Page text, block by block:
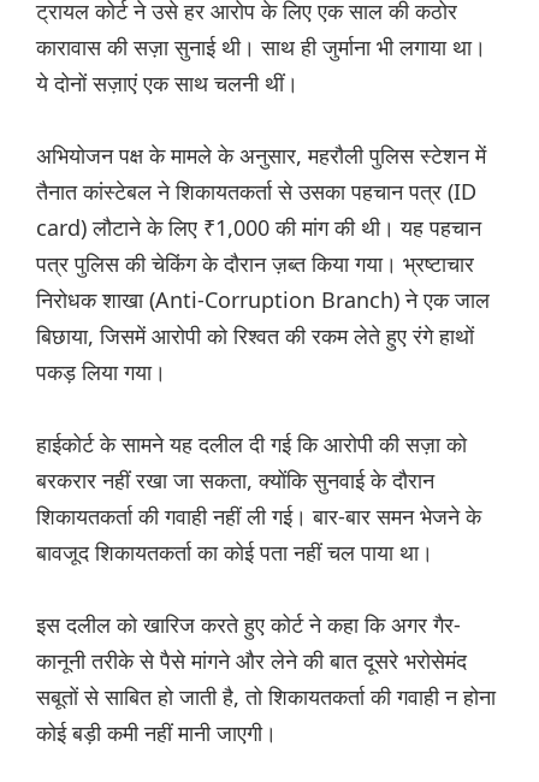
ट्रायल कोर्ट ने उसे हर आरोप के लिए एक साल की कठोर
कारावास की सज़ा सुनाई थी। साथ ही जुर्माना भी लगाया था।
ये दोनों सज़ाएं एक साथ चलनी थीं।
अभियोजन पक्ष के मामले के अनुसार, महरौली पुलिस स्टेशन में
तैनात कांस्टेबल ने शिकायतकर्ता से उसका पहचान पत्र (ID
card) लौटाने के लिए ₹1,000 की मांग की थी। यह पहचान
पत्र पुलिस की चेकिंग के दौरान ज़ब्त किया गया। भ्रष्टाचार
निरोधक शाखा (Anti-Corruption Branch) ने एक जाल
बिछाया, जिसमें आरोपी को रिश्वत की रकम लेते हुए रंगे हाथों
पकड़ लिया गया।
हाईकोर्ट के सामने यह दलील दी गई कि आरोपी की सज़ा को
बरकरार नहीं रखा जा सकता, क्योंकि सुनवाई के दौरान
शिकायतकर्ता की गवाही नहीं ली गई। बार-बार समन भेजने के
बावजूद शिकायतकर्ता का कोई पता नहीं चल पाया था।
इस दलील को खारिज करते हुए कोर्ट ने कहा कि अगर गैर-
कानूनी तरीके से पैसे मांगने और लेने की बात दूसरे भरोसेमंद
सबूतों से साबित हो जाती है, तो शिकायतकर्ता की गवाही न होना
कोई बड़ी कमी नहीं मानी जाएगी।